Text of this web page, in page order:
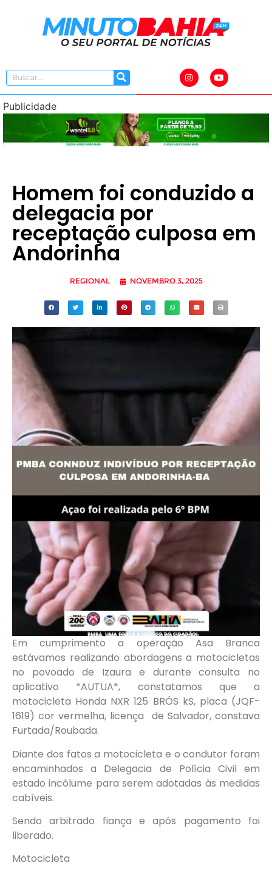
Publicidade
Homem foi conduzido a
delegacia por
receptação culposa em
Andorinha
Regional novembro 3, 2025
Em cumprimento a operação Asa Branca
estávamos realizando abordagens a motocicletas
no povoado de Izaura e durante consulta no
aplicativo *AUTUA*, constatamos que a
motocicleta Honda NXR 125 BRÓS kS, placa (JQF-
1619) cor vermelha, licença de Salvador, constava
Furtada/Roubada.
Diante dos fatos a motocicleta e o condutor foram
encaminhados a Delegacia de Polícia Civil em
estado incólume para serem adotadas às medidas
cabíveis.
Sendo arbitrado fiança e após pagamento foi
liberado.
Motocicleta